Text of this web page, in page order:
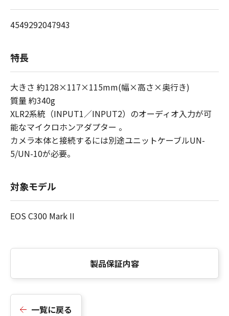
4549292047943
特長
大きさ 約128×117×115mm(幅×高さ×奥行き)
質量 約340g
XLR2系統（INPUT1／INPUT2）のオーディオ入力が可
能なマイクロホンアダプター 。
カメラ本体と接続するには別途ユニットケーブルUN-
5/UN-10が必要。
対象モデル
EOS C300 Mark II
製品保証内容
一覧に戻る